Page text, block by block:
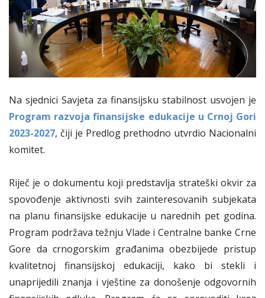
Na sjednici Savjeta za finansijsku stabilnost usvojen je
Program razvoja finansijske edukacije u Crnoj Gori
2023-2027, čiji je Predlog prethodno utvrdio Nacionalni
komitet.
Riječ je o dokumentu koji predstavlja strateški okvir za
spovođenje aktivnosti svih zainteresovanih subjekata
na planu finansijske edukacije u narednih pet godina.
Program podržava težnju Vlade i Centralne banke Crne
Gore da crnogorskim građanima obezbijede pristup
kvalitetnoj finansijskoj edukaciji, kako bi stekli i
unaprijedili znanja i vještine za donošenje odgovornih